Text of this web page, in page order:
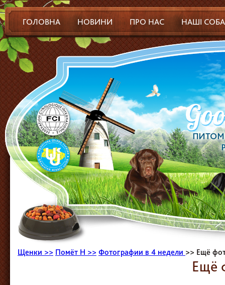
ГОЛОВНА НОВИНИ ПРО НАС НАШІ
Щенки >> Помёт H >> Фотографии в 4 недели >> Ещё
Ещё